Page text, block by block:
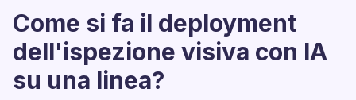
Come si fa il deployment
dell'ispezione visiva con IA
su una linea?